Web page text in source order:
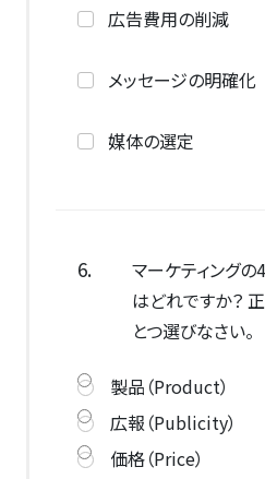
広告費用の削減
メッセージの明確化
媒体の選定
6.
マーケティング
はどれですか？
とつ選びなさい。
製品（Product）
広報（Publicity）
価格（Price）